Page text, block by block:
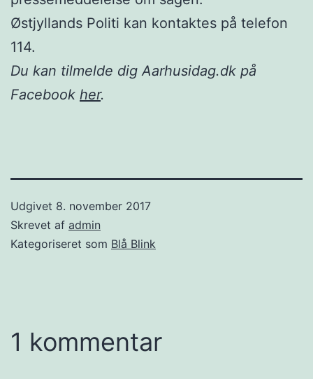
Østjyllands Politi kan kontaktes på telefon
114.
Du kan tilmelde dig Aarhusidag.dk på
Facebook her.
Udgivet 8. november 2017
Skrevet af admin
Kategoriseret som Blå Blink
1 kommentar